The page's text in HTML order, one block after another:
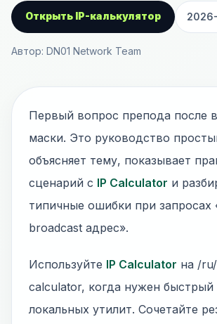
Открыть IP-калькулятор
Автор: DN01 Network Team
Первый вопрос препода после
маски. Это руководство
объясняет тему, показывает
сценарий с IP Calculator и
типичные ошибки при запросах
broadcast адрес».
Используйте IP Calculator на /
calculator, когда нужен быстрый
локальных утилит. Сочетайте